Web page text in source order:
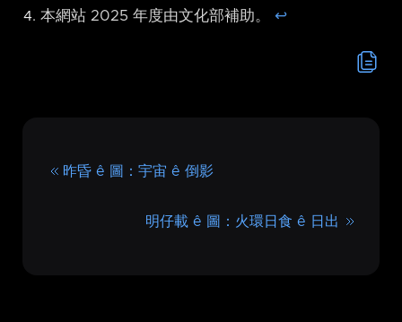
本網站 2025 年度由文化部補助。 ↩︎
昨昏 ê 圖：宇宙 ê 倒影
明仔載 ê 圖：火環日食 ê 日出